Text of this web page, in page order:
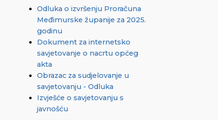
Odluka o izvršenju Proračuna
Međimurske županije za 2025.
godinu
Dokument za internetsko
savjetovanje o nacrtu općeg
akta
Obrazac za sudjelovanje u
savjetovanju - Odluka
Izvješće o savjetovanju s
javnošću